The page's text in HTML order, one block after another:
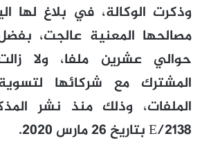
وذكرت الوكالة، في بلاغ لها
مصالحها المعنية عالجت،
حوالي عشرين ملفا، ولا
المشترك مع شركائها
الملفات، وذلك منذ نشر
E/2138 بتاريخ 26 مارس 2020.